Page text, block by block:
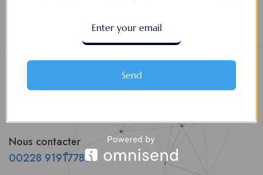
Nous contacter
00228 91917788
Send